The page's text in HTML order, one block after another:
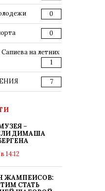
0
0
на летних
1
7
–
ДИМАША
14:12
ЖАМПЕИСОВ:
СТАТЬ